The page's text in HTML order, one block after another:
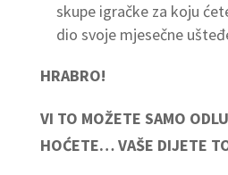
skupe igračke za koju
dio svoje mjesečne
HRABRO!
VI TO MOŽETE SAMO
HOĆETE… VAŠE DIJETE